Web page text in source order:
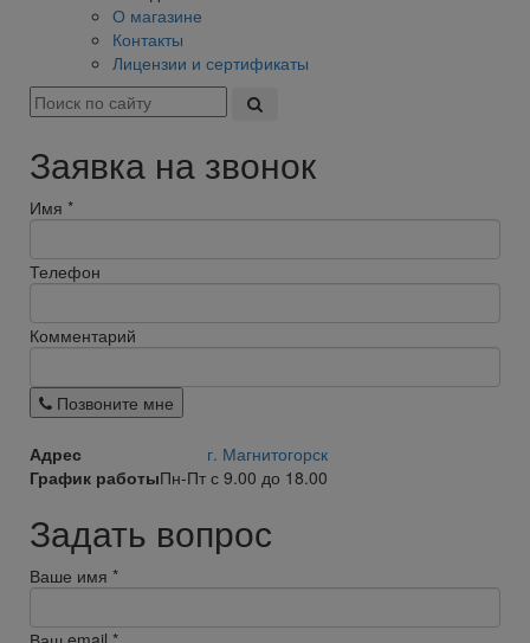
О магазине
Контакты
Лицензии и сертификаты
Заявка на звонок
Имя *
Телефон
Комментарий
Позвоните мне
Адрес
г. Магнитогорск
График работыПн-Пт с 9.00 до 18.00
Задать вопрос
Ваше имя *